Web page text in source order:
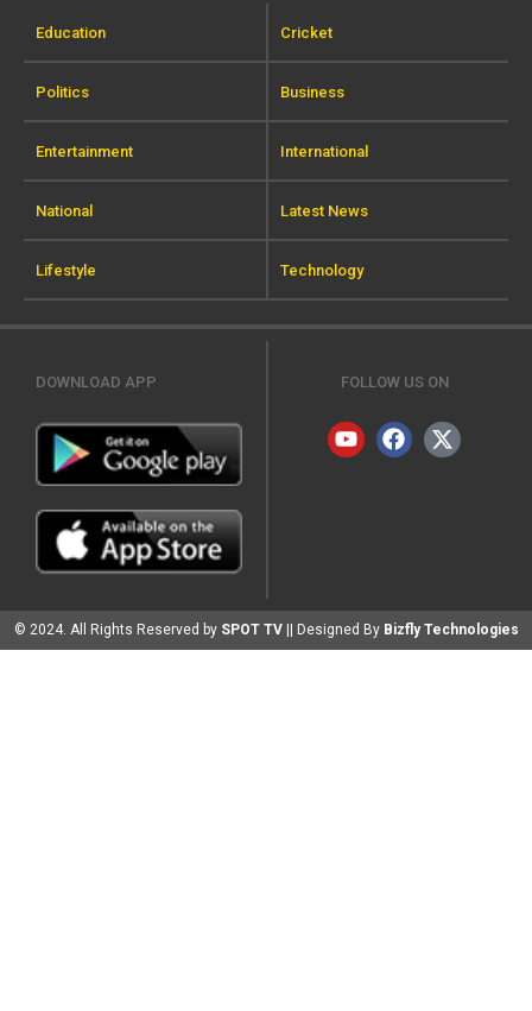
Education Cricket
Politics Business
Entertainment International
National Latest News
Lifestyle Technology
DOWNLOAD APP FOLLOW US ON
© 2024. All Rights Reserved by SPOT TV || Designed By Bizfly Technologies